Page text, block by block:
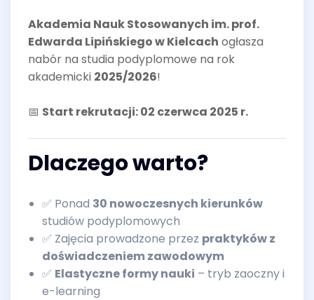
Akademia Nauk Stosowanych im. prof.
Edwarda Lipińskiego w Kielcach ogłasza
nabór na studia podyplomowe na rok
akademicki 2025/2026!
📅 Start rekrutacji: 02 czerwca 2025 r.
Dlaczego warto?
✅ Ponad 30 nowoczesnych kierunków
studiów podyplomowych
✅ Zajęcia prowadzone przez praktyków z
doświadczeniem zawodowym
✅ Elastyczne formy nauki – tryb zaoczny i
e-learning